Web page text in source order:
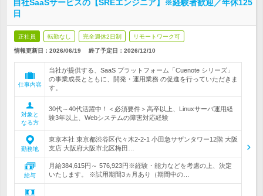
自社SaaSサービスの【SREエンジニア】※経験者歓迎／年休125
日
正社員 転勤なし 完全週休2日制 リモートワーク可
情報更新日：2026/06/19 終了予定日： 2026/12/10
仕事内容
当社が提供する、SaaS プラットフォーム「Cuenote シリーズ」
の事業成長とともに、開発・運用業務 の促進を行っていただきま
す。
対象と
なる方
30代～40代活躍中！＜必須要件＞高卒以上、Linuxサーバ運用経
験3年以上、Webシステムの障害対応経験
勤務地
東京本社 東京都渋谷区代々木2-2-1 小田急サザンタワー12階 大阪
支店 大阪府大阪市北区梅田…
給与
月給384,615円～ 576,923円※経験・能力などを考慮の上、決定
いたします。 ※試用期間3ヵ月あり（期間中の…